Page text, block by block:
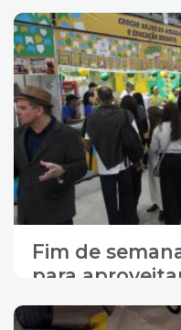
Fim de
para